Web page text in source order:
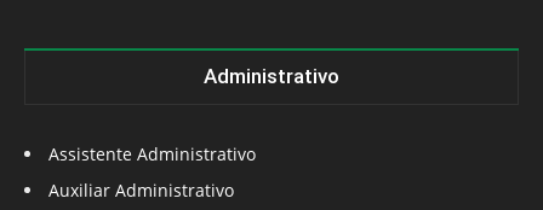
Administrativo
Assistente Administrativo
Auxiliar Administrativo